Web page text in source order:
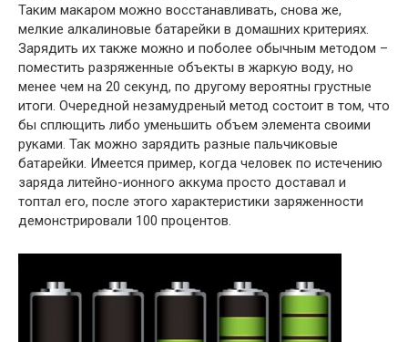
Таким макаром можно восстанавливать, снова же,
мелкие алкалиновые батарейки в домашних критериях.
Зарядить их также можно и поболее обычным методом –
поместить разряженные объекты в жаркую воду, но
менее чем на 20 секунд, по другому вероятны грустные
итоги. Очередной незамудреный метод состоит в том, что
бы сплющить либо уменьшить объем элемента своими
руками. Так можно зарядить разные пальчиковые
батарейки. Имеется пример, когда человек по истечению
заряда литейно-ионного аккума просто доставал и
топтал его, после этого характеристики заряженности
демонстрировали 100 процентов.